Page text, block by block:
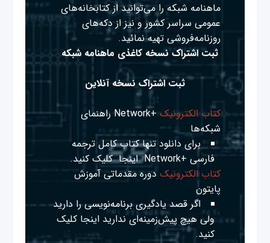
ماهنامه شبکه را می‌توانید از کتابخانه‌های
عمومی سراسر کشور و نیز از دکه‌های
روزنامه‌فروشی تهیه نمائید.
ثبت اشتراک نسخه کاغذی ماهنامه شبکه
ثبت اشتراک نسخه آنلاین
کتاب الکترونیک
+Network راهنمای
شبکه‌ها
برای دانلود تنها کتاب کامل ترجمه
فارسی +Network
اینجا کلیک کنید.
کتاب الکترونیک دوره مقدماتی آموزش
پایتون
اگر قصد یادگیری برنامه‌نویسی را دارید
ولی هیچ پیش‌زمینه‌ای نداریداینجا کلیک
کنید.